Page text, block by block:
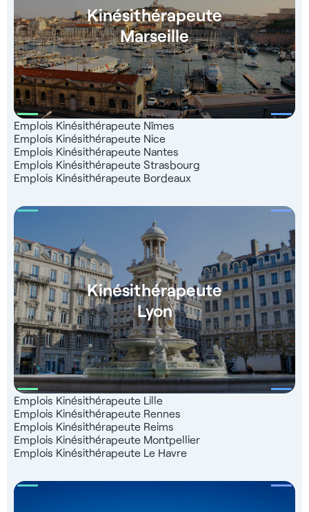
Kinésithérapeute
Marseille
Emplois Kinésithérapeute Nîmes
Emplois Kinésithérapeute Nice
Emplois Kinésithérapeute Nantes
Emplois Kinésithérapeute Strasbourg
Emplois Kinésithérapeute Bordeaux
Kinésithérapeute
Lyon
Emplois Kinésithérapeute Lille
Emplois Kinésithérapeute Rennes
Emplois Kinésithérapeute Reims
Emplois Kinésithérapeute Montpellier
Emplois Kinésithérapeute Le Havre